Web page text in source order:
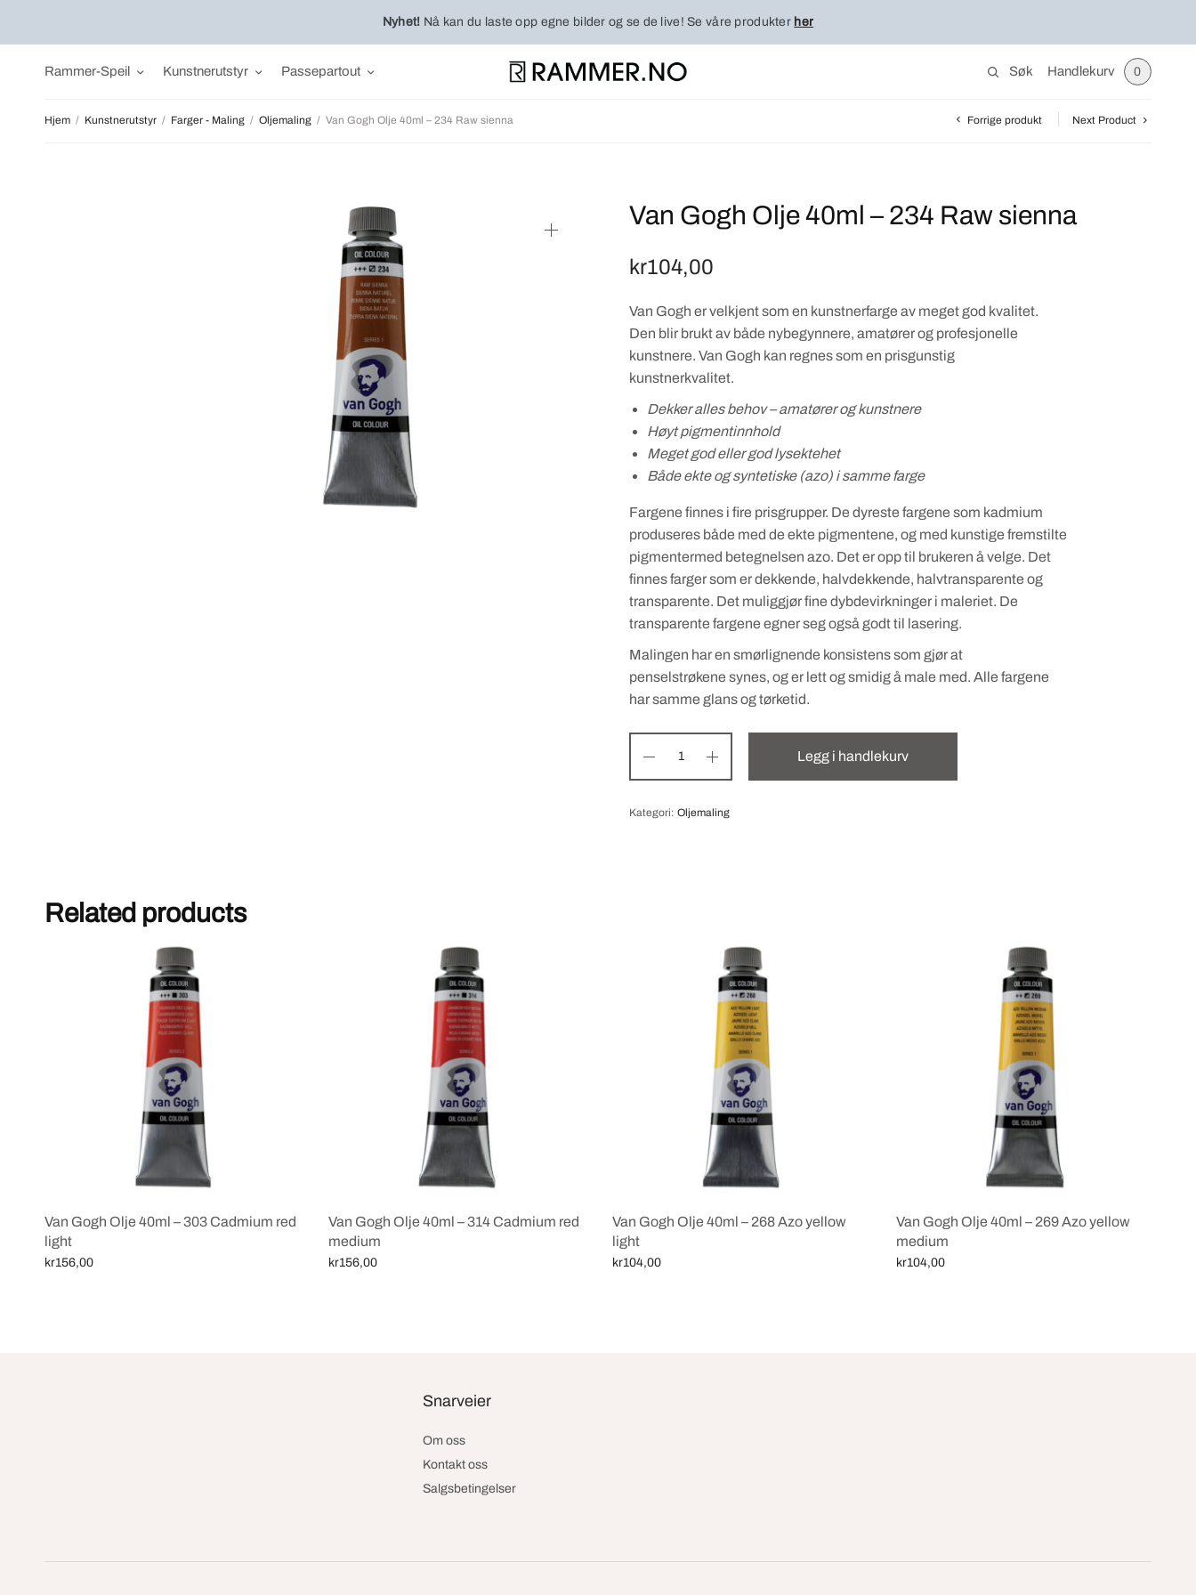
Nyhet! Nå kan du laste opp egne bilder og se de live! Se våre produkter her
Rammer-Speil Kunstnerutstyr Passepartout Søk Handlekurv 0
Hjem / Kunstnerutstyr / Farger - Maling / Oljemaling / Van Gogh Olje 40ml – 234 Raw sienna Forrige produkt Next Product
Van Gogh Olje 40ml – 234 Raw sienna
kr104,00
Van Gogh er velkjent som en kunstnerfarge av meget god kvalitet.
Den blir brukt av både nybegynnere, amatører og profesjonelle
kunstnere. Van Gogh kan regnes som en prisgunstig
kunstnerkvalitet.
Dekker alles behov – amatører og kunstnere
Høyt pigmentinnhold
Meget god eller god lysektehet
Både ekte og syntetiske (azo) i samme farge
Fargene finnes i fire prisgrupper. De dyreste fargene som kadmium
produseres både med de ekte pigmentene, og med kunstige fremstilte
pigmentermed betegnelsen azo. Det er opp til brukeren å velge. Det
finnes farger som er dekkende, halvdekkende, halvtransparente og
transparente. Det muliggjør fine dybdevirkninger i maleriet. De
transparente fargene egner seg også godt til lasering.
Malingen har en smørlignende konsistens som gjør at
penselstrøkene synes, og er lett og smidig å male med. Alle fargene
har samme glans og tørketid.
Legg i handlekurv
Kategori: Oljemaling
Related products
Van Gogh Olje 40ml – 303 Cadmium red
light
kr156,00
Van Gogh Olje 40ml – 314 Cadmium red
medium
kr156,00
Van Gogh Olje 40ml – 268 Azo yellow
light
kr104,00
Van Gogh Olje 40ml – 269 Azo yellow
medium
kr104,00
Snarveier
Om oss
Kontakt oss
Salgsbetingelser